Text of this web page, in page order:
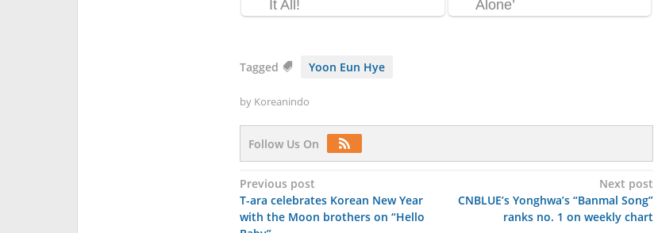
Tagged Yoon Eun Hye
by Koreanindo
Follow Us On
Post
navigation
Previous post
T-ara celebrates Korean New Year
with the Moon brothers on “Hello
Next post
CNBLUE’s Yonghwa’s “Banmal Song”
ranks no. 1 on weekly chart